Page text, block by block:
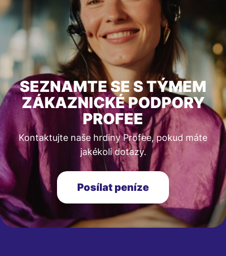
SEZNAMTE SE S TÝMEM
ZÁKAZNICKÉ PODPORY
PROFEE
Kontaktujte naše hrdiny Profee, pokud máte
jakékoli dotazy.
Posílat peníze